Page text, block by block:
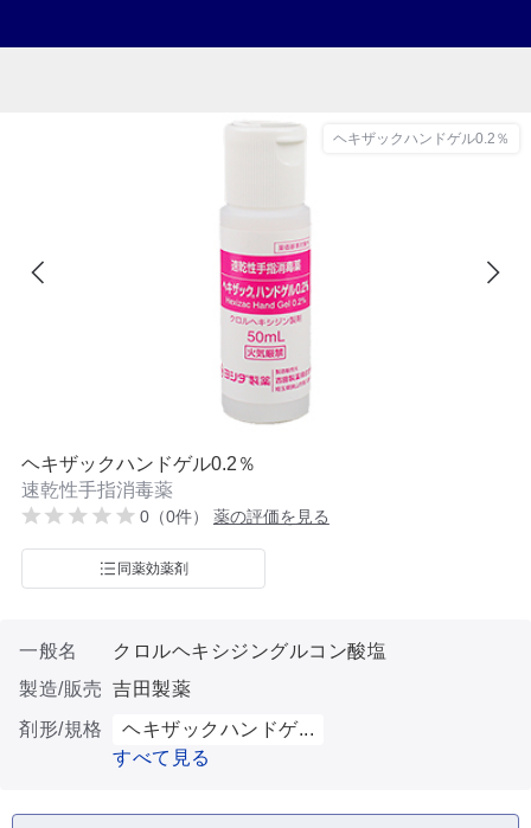
ヘキザックハンドゲル0.2％
ヘキザックハンドゲル0.2％
速乾性手指消毒薬
0（0件） 薬の評価を見る
同薬効薬剤
一般名
クロルヘキシジングルコン酸塩
製造/販売 吉田製薬
剤形/規格
ヘキザックハンドゲ...
すべて見る